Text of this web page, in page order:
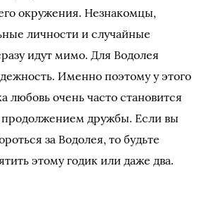
окружения. Незнакомцы,
личности и случайные
идут мимо. Для Водолея
Именно поэтому у этого
любовь очень часто становится
дружбы. Если вы
за Водолея, то будьте
этому годик или даже два.